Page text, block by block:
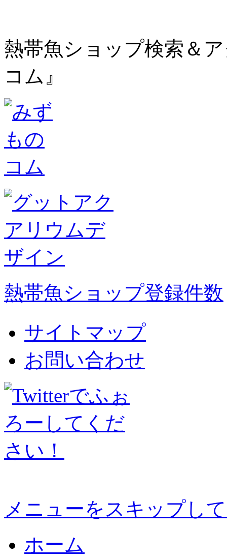
熱帯魚ショップ検索＆
コム』
熱帯魚ショップ登録件数
サイトマップ
お問い合わせ
メニューをスキップし
ホーム